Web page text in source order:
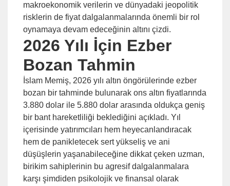
makroekonomik verilerin ve dünyadaki jeopolitik
risklerin de fiyat dalgalanmalarında önemli bir rol
oynamaya devam edeceğinin altını çizdi.
2026 Yılı İçin Ezber
Bozan Tahmin
İslam Memiş, 2026 yılı altın öngörülerinde ezber
bozan bir tahminde bulunarak ons altın fiyatlarında
3.880 dolar ile 5.880 dolar arasında oldukça geniş
bir bant hareketliliği beklediğini açıkladı. Yıl
içerisinde yatırımcıları hem heyecanlandıracak
hem de panikletecek sert yükseliş ve ani
düşüşlerin yaşanabileceğine dikkat çeken uzman,
birikim sahiplerinin bu agresif dalgalanmalara
karşı şimdiden psikolojik ve finansal olarak